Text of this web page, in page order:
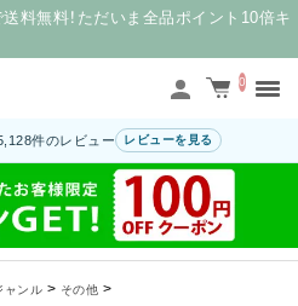
料無料！ただいま全品ポイント10倍キ
0
件のレビュー レビューを見る
ャンル > その他 >